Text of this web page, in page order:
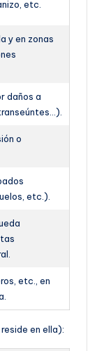
etc.
y en zonas
daños a
o
etc.).
etc., en
en ella):